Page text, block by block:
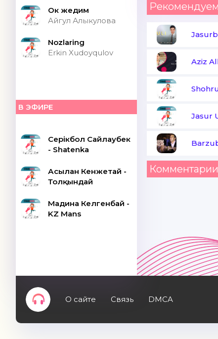
Ок жедим
Айгул Алыкулова
Nozlaring
Erkin Xudoyqulov
В ЭФИРЕ
Серікбол Сайлаубек
- Shatenka
Асылан Кенжетай -
Толқындай
Мадина Келгенбай -
KZ Mans
Aziz
Jasur
О сайте Связь DMCA